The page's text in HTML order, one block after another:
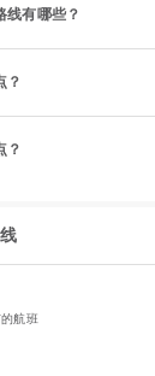
线有哪些？
？
？
航班